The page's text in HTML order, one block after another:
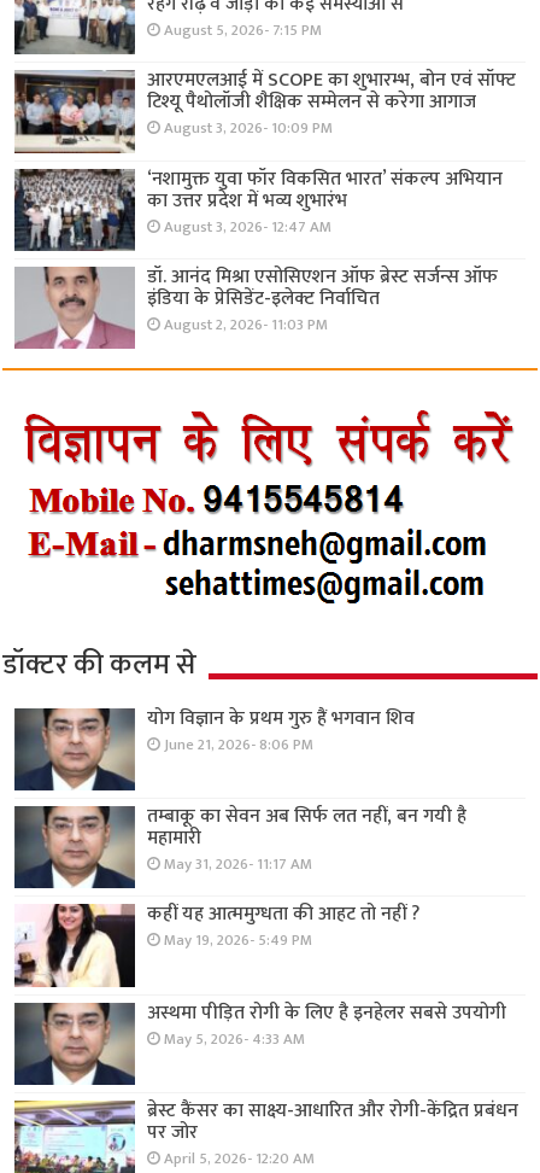
August 5, 2026- 7:15 PM
आरएमएलआई में SCOPE का शुभारम्भ, बोन एवं सॉफ्ट
टिश्यू पैथोलॉजी शैक्षिक सम्मेलन से करेगा आगाज
August 3, 2026- 10:09 PM
‘नशामुक्त युवा फॉर विकसित भारत’ संकल्प अभियान
का उत्तर प्रदेश में भव्य शुभारंभ
August 3, 2026- 12:47 AM
डॉ. आनंद मिश्रा एसोसिएशन ऑफ ब्रेस्ट सर्जन्स ऑफ
इंडिया के प्रेसिडेंट-इलेक्ट निर्वाचित
August 2, 2026- 11:03 PM
डॉक्टर की कलम से
योग विज्ञान के प्रथम गुरु हैं भगवान शिव
June 21, 2026- 8:06 PM
तम्बाकू का सेवन अब सिर्फ लत नहीं, बन गयी है
महामारी
May 31, 2026- 11:17 AM
कहीं यह आत्ममुग्धता की आहट तो नहीं ?
May 19, 2026- 5:49 PM
अस्थमा पीड़ित रोगी के लिए है इनहेलर सबसे उपयोगी
May 5, 2026- 4:33 AM
ब्रेस्ट कैंसर का साक्ष्य-आधारित और रोगी-केंद्रित प्रबंधन
पर जोर
April 5, 2026- 12:20 AM